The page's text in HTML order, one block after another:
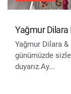
Yağmur Dilara
Yağmur Dilara
günümüzde
duyarız.Ay...